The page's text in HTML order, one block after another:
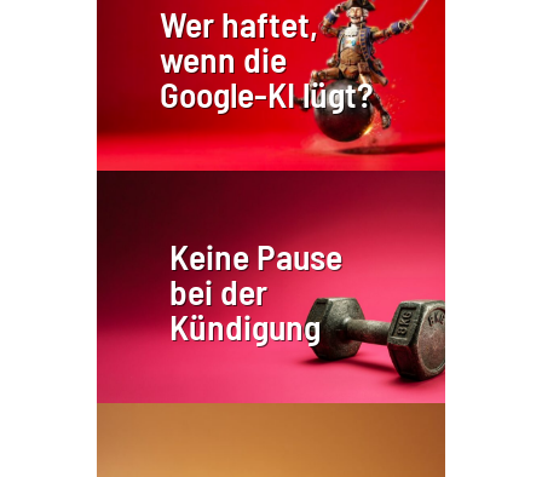
Wer haftet,
wenn die
Google-KI lügt?
Keine Pause
bei der
Kündigung